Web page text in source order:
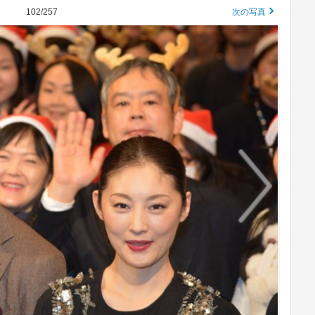
102/257 次の写真